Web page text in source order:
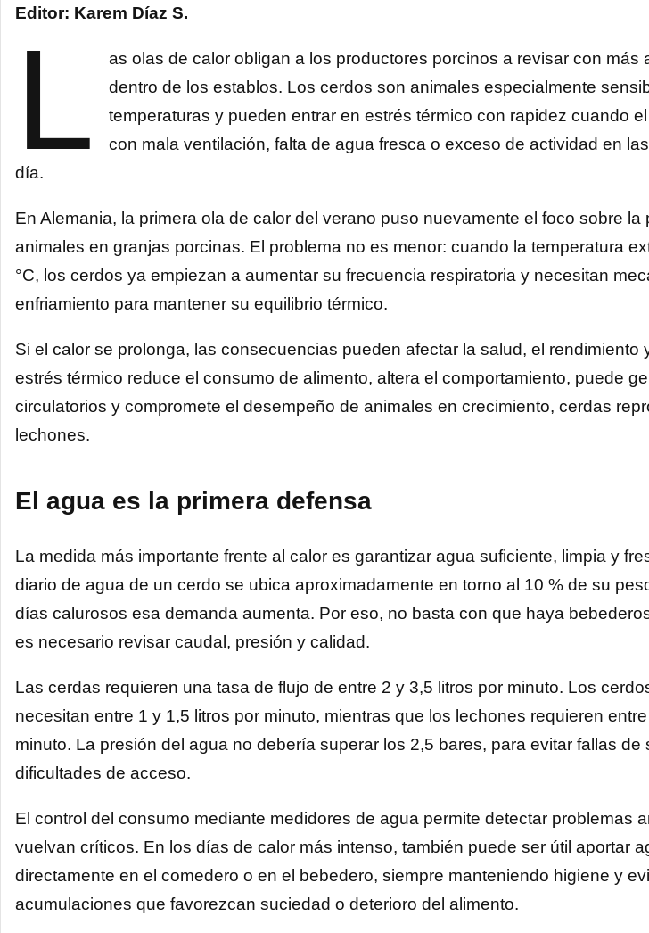
Editor: Karem Díaz S.
L
as olas de calor obligan a los productores porcinos a revisar con más
dentro de los establos. Los cerdos son animales especialmente
temperaturas y pueden entrar en estrés térmico con rapidez cuando
con mala ventilación, falta de agua fresca o exceso de actividad en
día.
En Alemania, la primera ola de calor del verano puso nuevamente el foco sobre la
animales en granjas porcinas. El problema no es menor: cuando la temperatura
°C, los cerdos ya empiezan a aumentar su frecuencia respiratoria y necesitan
enfriamiento para mantener su equilibrio térmico.
Si el calor se prolonga, las consecuencias pueden afectar la salud, el rendimiento
estrés térmico reduce el consumo de alimento, altera el comportamiento, puede
circulatorios y compromete el desempeño de animales en crecimiento, cerdas
lechones.
El agua es la primera defensa
La medida más importante frente al calor es garantizar agua suficiente, limpia y
diario de agua de un cerdo se ubica aproximadamente en torno al 10 % de su
días calurosos esa demanda aumenta. Por eso, no basta con que haya
es necesario revisar caudal, presión y calidad.
Las cerdas requieren una tasa de flujo de entre 2 y 3,5 litros por minuto. Los
necesitan entre 1 y 1,5 litros por minuto, mientras que los lechones requieren
minuto. La presión del agua no debería superar los 2,5 bares, para evitar fallas de
dificultades de acceso.
El control del consumo mediante medidores de agua permite detectar problemas
vuelvan críticos. En los días de calor más intenso, también puede ser útil aportar
directamente en el comedero o en el bebedero, siempre manteniendo higiene y
acumulaciones que favorezcan suciedad o deterioro del alimento.